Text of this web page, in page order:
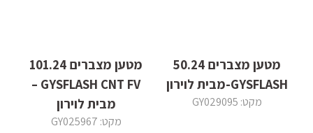
מטען מצברים 50.24
GYSFLASH-מבית לוירון
מקט: GY029095
מטען מצברים 101.24
GYSFLASH CNT FV –
מבית לוירון
מקט: GY025967